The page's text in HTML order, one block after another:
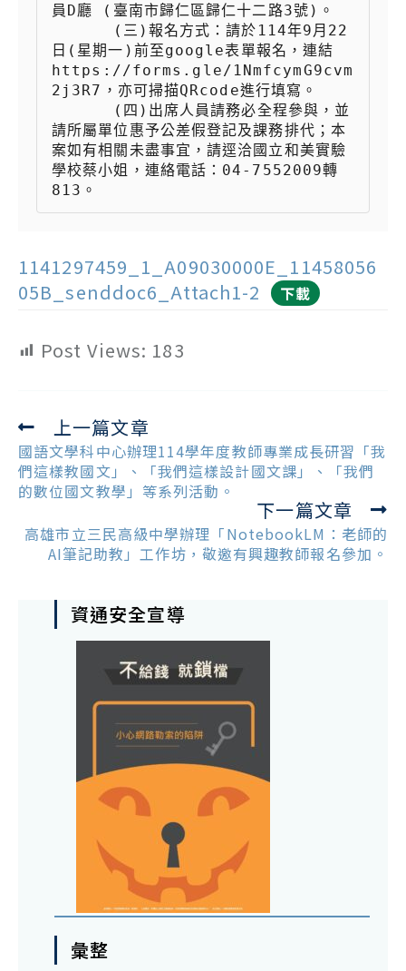
員D廳 (臺南市歸仁區歸仁十二路3號)。
日(星期一)前至google表單報名，連結
https://forms.gle/1NmfcymG9cvm
2j3R7，亦可掃描QRcode進行填寫。
請所屬單位惠予公差假登記及課務排代；本
案如有相關未盡事宜，請逕洽國立和美實驗
學校蔡小姐，連絡電話：04-7552009轉
813。
1141297459_1_A09030000E_11458056
05B_senddoc6_Attach1-2
下載
Post Views: 183
Read
more
articles
上一篇文章
國語文學科中心辦理114學年度教師專業成長研習「我
們這樣教國文」、「我們這樣設計國文課」、「我們
的數位國文教學」等系列活動。
下一篇文章
高雄市立三民高級中學辦理「NotebookLM：老師的
AI筆記助教」工作坊，敬邀有興趣教師報名參加。
資通安全宣導
彙整